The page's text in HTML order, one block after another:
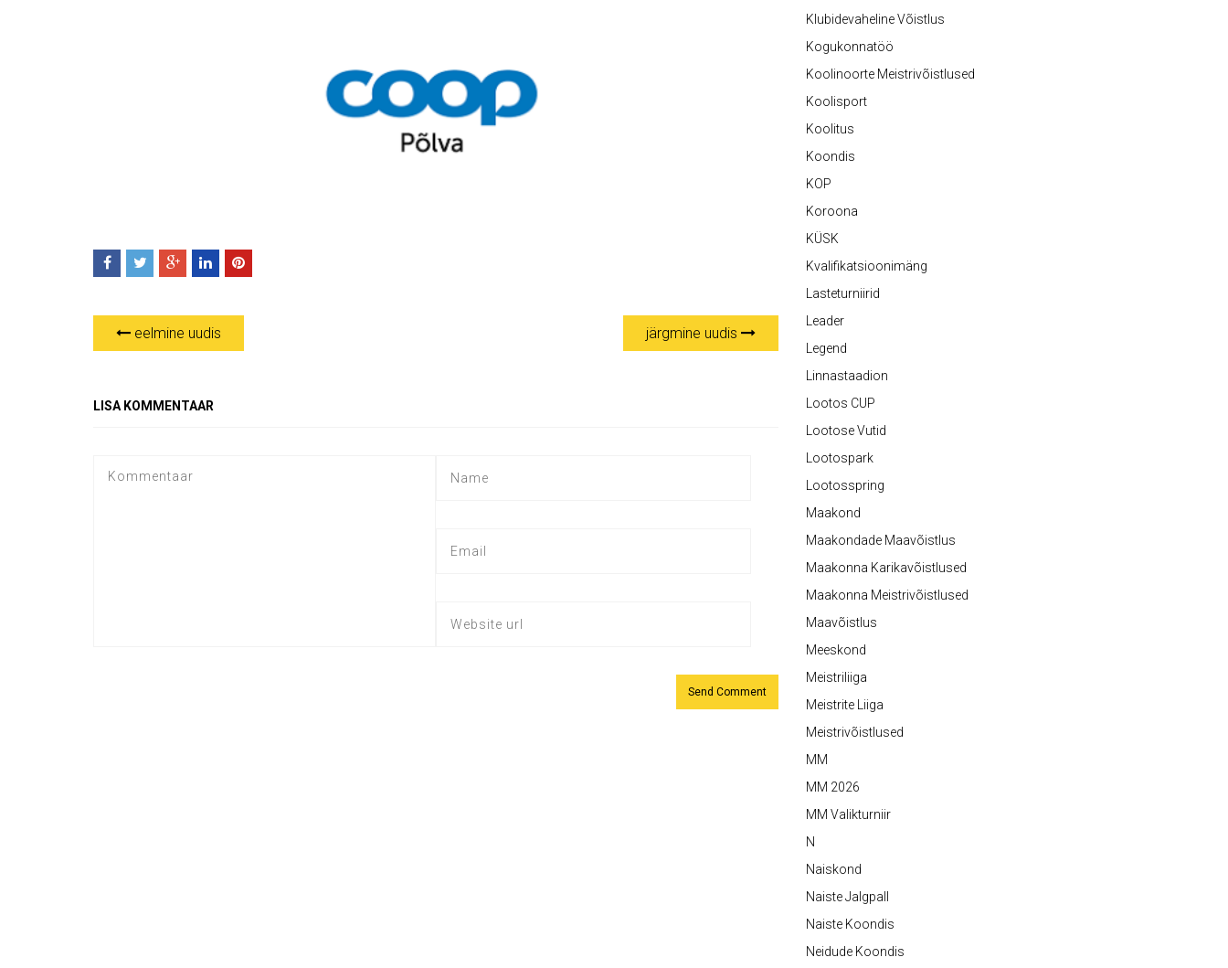
eelmine uudis järgmine uudis
LISA KOMMENTAAR
Klubidevaheline Võistlus
Kogukonnatöö
Koolinoorte Meistrivõistlused
Koolisport
Koolitus
Koondis
KOP
Koroona
KÜSK
Kvalifikatsioonimäng
Lasteturniirid
Leader
Legend
Linnastaadion
Lootos CUP
Lootose Vutid
Lootospark
Lootosspring
Maakond
Maakondade Maavõistlus
Maakonna Karikavõistlused
Maakonna Meistrivõistlused
Maavõistlus
Meeskond
Meistriliiga
Meistrite Liiga
Meistrivõistlused
MM
MM 2026
MM Valikturniir
N
Naiskond
Naiste Jalgpall
Naiste Koondis
Neidude Koondis